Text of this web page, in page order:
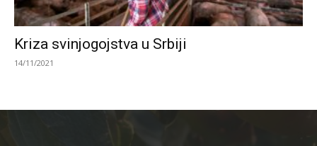
Kriza svinjogojstva u Srbiji
14/11/2021